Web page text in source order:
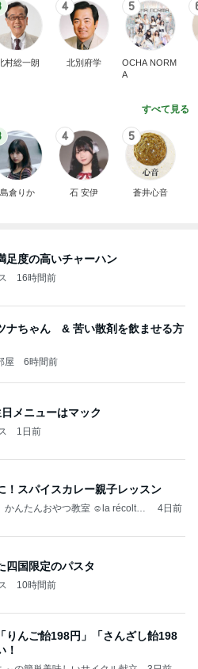
村総一朗
4
北別府学
5
OCHA NORM
A
すべて見る
島倉りか
4
石 安伊
5
蒼井心音
足度の高いチャーハン
16時間前
ナちゃん & 苦い散剤を飲ませる方
屋 6時間前
メニューはマック
1日前
！スパイスカレー親子レッスン
かんたんおやつ教室 ☺︎la récolte
4日前
四国限定のパスタ
10時間前
りんご飴198円」「さんざし飴198
！